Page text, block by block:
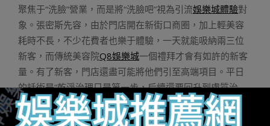
聚焦于“洗臉”營業，而是將“洗臉吧”視為引流娛樂城體驗對
象。張密斯先容，由於門店開在新街口商圈，加上輕美容
耗時不長，不少花費者也樂于體驗，一天就能吸納兩三位
新客，而傳統美容院Q8娛樂城一個禮拜才會有如許的新客
量。有了新客，門店還盡可能將他們引至高端項目。平日
的話術是“乾淨治理只是第一步，后續還要回升到膚質治
理、膚齡治理”，是以雖然說定位于“洗臉吧”，店內一樣設
置了不少高科技美容儀器，部門光電項目的用度上萬元。